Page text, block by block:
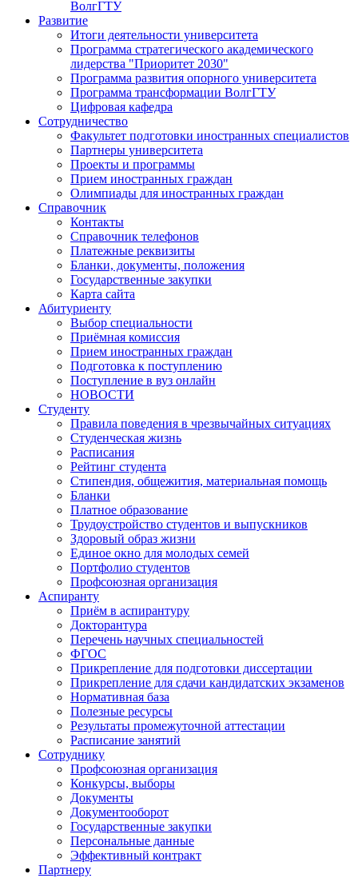
ВолгГТУ
Развитие
Итоги деятельности университета
Программа стратегического академического
лидерства "Приоритет 2030"
Программа развития опорного университета
Программа трансформации ВолгГТУ
Цифровая кафедра
Сотрудничество
Факультет подготовки иностранных специалистов
Партнеры университета
Проекты и программы
Прием иностранных граждан
Олимпиады для иностранных граждан
Справочник
Контакты
Справочник телефонов
Платежные реквизиты
Бланки, документы, положения
Государственные закупки
Карта сайта
Абитуриенту
Выбор специальности
Приёмная комиссия
Прием иностранных граждан
Подготовка к поступлению
Поступление в вуз онлайн
НОВОСТИ
Студенту
Правила поведения в чрезвычайных ситуациях
Студенческая жизнь
Расписания
Рейтинг студента
Стипендия, общежития, материальная помощь
Бланки
Платное образование
Трудоустройство студентов и выпускников
Здоровый образ жизни
Единое окно для молодых семей
Портфолио студентов
Профсоюзная организация
Аспиранту
Приём в аспирантуру
Докторантура
Перечень научных специальностей
ФГОС
Прикрепление для подготовки диссертации
Прикрепление для сдачи кандидатских экзаменов
Нормативная база
Полезные ресурсы
Результаты промежуточной аттестации
Расписание занятий
Сотруднику
Профсоюзная организация
Конкурсы, выборы
Документы
Документооборот
Государственные закупки
Персональные данные
Эффективный контракт
Партнеру